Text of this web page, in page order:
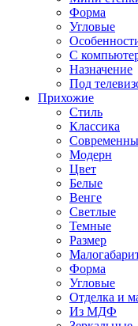
Форма
Угловые
С
Назначение
Под
Прихожие
Стиль
Классика
Модерн
Цвет
Белые
Венге
Светлые
Темные
Размер
Форма
Угловые
Отделка и
Из МДФ